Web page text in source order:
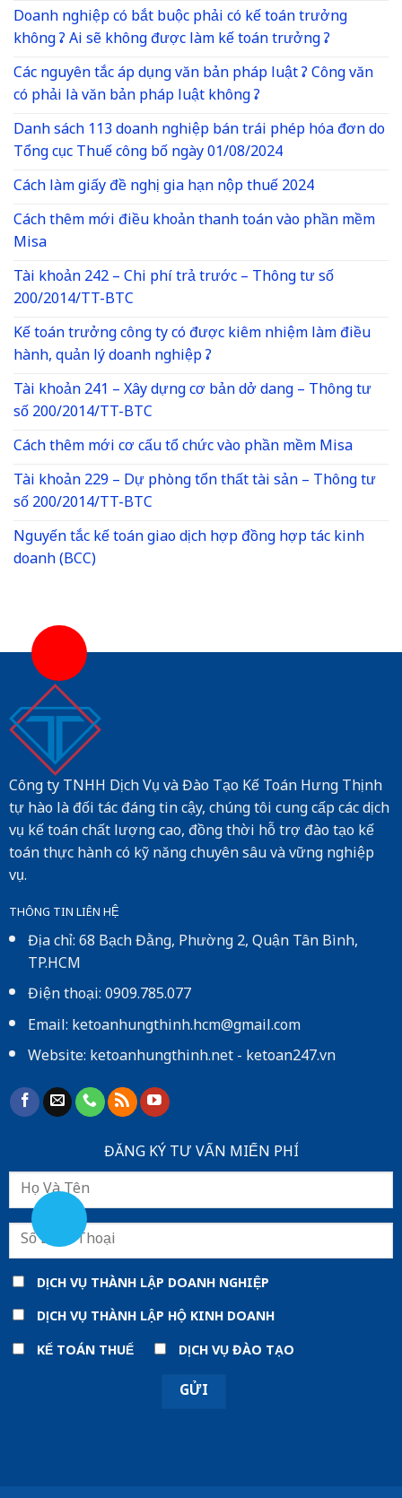
Doanh nghiệp có bắt buộc phải có kế toán trưởng
không ? Ai sẽ không được làm kế toán trưởng ?
Các nguyên tắc áp dụng văn bản pháp luật ? Công văn
có phải là văn bản pháp luật không ?
Danh sách 113 doanh nghiệp bán trái phép hóa đơn do
Tổng cục Thuế công bố ngày 01/08/2024
Cách làm giấy đề nghị gia hạn nộp thuế 2024
Cách thêm mới điều khoản thanh toán vào phần mềm
Misa
Tài khoản 242 – Chi phí trả trước – Thông tư số
200/2014/TT-BTC
Kế toán trưởng công ty có được kiêm nhiệm làm điều
hành, quản lý doanh nghiệp ?
Tài khoản 241 – Xây dựng cơ bản dở dang – Thông tư
số 200/2014/TT-BTC
Cách thêm mới cơ cấu tổ chức vào phần mềm Misa
Tài khoản 229 – Dự phòng tổn thất tài sản – Thông tư
số 200/2014/TT-BTC
Nguyến tắc kế toán giao dịch hợp đồng hợp tác kinh
doanh (BCC)
Công ty TNHH Dịch Vụ và Đào Tạo Kế Toán Hưng Thịnh
tự hào là đối tác đáng tin cậy, chúng tôi cung cấp các dịch
vụ kế toán chất lượng cao, đồng thời hỗ trợ đào tạo kế
toán thực hành có kỹ năng chuyên sâu và vững nghiệp
vụ.
THÔNG TIN LIÊN HỆ
Địa chỉ: 68 Bạch Đằng, Phường 2, Quận Tân Bình,
TP.HCM
Điện thoại: 0909.785.077
Email: ketoanhungthinh.hcm@gmail.com
Website:ketoanhungthinh.net-ketoan247.vn
ĐĂNG KÝ TƯ VẤN MIẾN PHÍ
DỊCH VỤ THÀNH LẬP DOANH NGHIỆP
DỊCH VỤ THÀNH LẬP HỘ KINH DOANH
KẾ TOÁN THUẾ
DỊCH VỤ ĐÀO TẠO